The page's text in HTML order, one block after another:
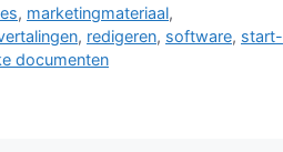
, marketingmateriaal,
, redigeren, software, start-
documenten